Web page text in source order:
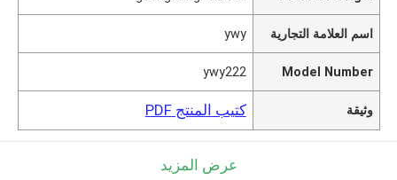
اسم العلامة التجارية ywy
Model Number
ywy222
وثيقة كتيب المنتج PDF
عرض المزيد